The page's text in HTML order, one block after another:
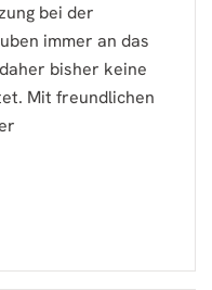
bei der
immer an das
bisher keine
Mit freundlichen